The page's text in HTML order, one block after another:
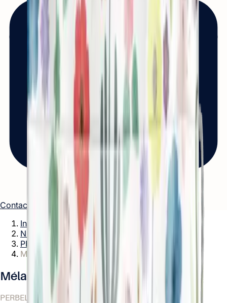
Contacto
Inicio
Nuestros productos
PERBELLE Bio® – Gama ecológica
Mélange de Graines Bio
Mélange de Graines Bio
PERBELLE Bio® – Gama ecológica